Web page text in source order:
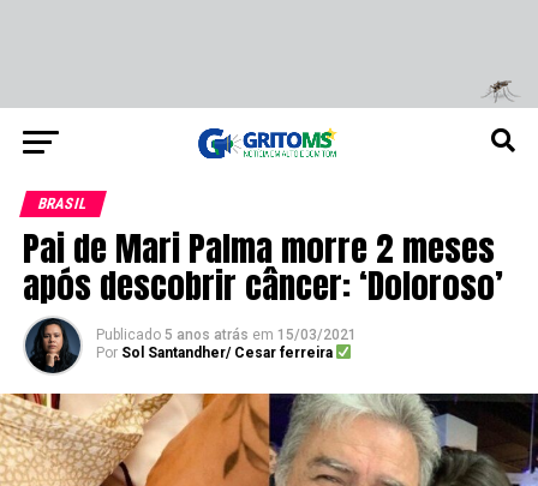
BRASIL
Pai de Mari Palma morre 2 meses
após descobrir câncer: ‘Doloroso’
Publicado 5 anos atrás em 15/03/2021
Por Sol Santandher/ Cesar ferreira